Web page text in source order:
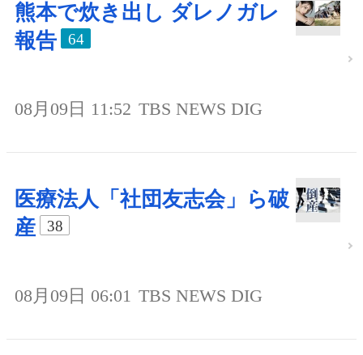
熊本で炊き出し ダレノガレ
報告
64
08月09日 11:52 TBS NEWS DIG
医療法人「社団友志会」ら破
産
38
08月09日 06:01 TBS NEWS DIG